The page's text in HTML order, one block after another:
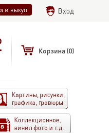
и выкуп Вход
Корзина (0)
Картины, рисунки,
графика, гравюры
Коллекционное,
винил фото и т.д.